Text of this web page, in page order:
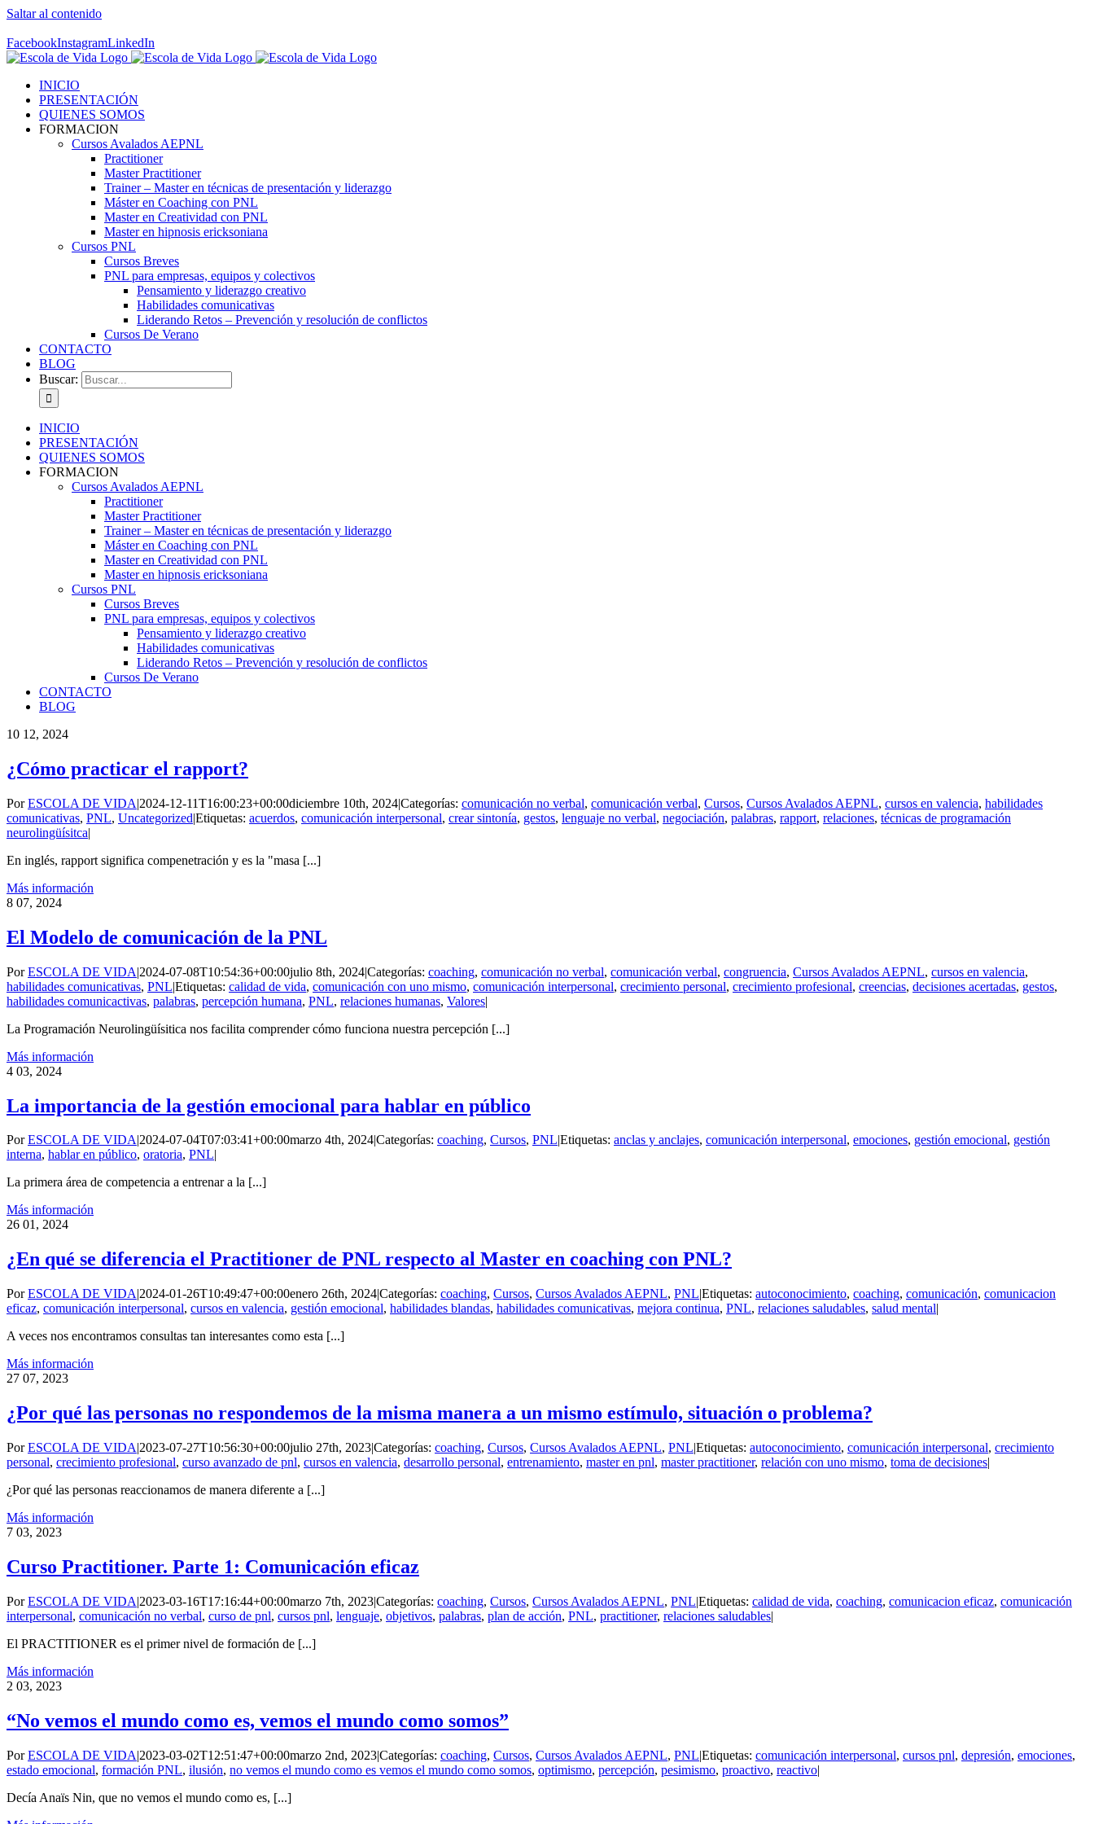
Saltar al contenido
FacebookInstagramLinkedIn
INICIO
PRESENTACIÓN
QUIENES SOMOS
FORMACION
Cursos Avalados AEPNL
Practitioner
Master Practitioner
Trainer – Master en técnicas de presentación y liderazgo
Máster en Coaching con PNL
Master en Creatividad con PNL
Master en hipnosis ericksoniana
Cursos PNL
Cursos Breves
PNL para empresas, equipos y colectivos
Pensamiento y liderazgo creativo
Habilidades comunicativas
Liderando Retos – Prevención y resolución de conflictos
Cursos De Verano
CONTACTO
BLOG
Buscar:
INICIO
PRESENTACIÓN
QUIENES SOMOS
FORMACION
Cursos Avalados AEPNL
Practitioner
Master Practitioner
Trainer – Master en técnicas de presentación y liderazgo
Máster en Coaching con PNL
Master en Creatividad con PNL
Master en hipnosis ericksoniana
Cursos PNL
Cursos Breves
PNL para empresas, equipos y colectivos
Pensamiento y liderazgo creativo
Habilidades comunicativas
Liderando Retos – Prevención y resolución de conflictos
Cursos De Verano
CONTACTO
BLOG
10 12, 2024
¿Cómo practicar el rapport?
PorESCOLA DE VIDA|2024-12-11T16:00:23+00:00diciembre 10th, 2024|Categorías: comunicación no verbal, comunicación verbal, Cursos, Cursos Avalados AEPNL, cursos en valencia, habilidades
comunicativas, PNL, Uncategorized|Etiquetas: acuerdos, comunicación interpersonal, crear sintonía, gestos, lenguaje no verbal, negociación, palabras, rapport, relaciones, técnicas de programación
neurolingüísitca|
En inglés, rapport significa compenetración y es la "masa [...]
Más información
8 07, 2024
El Modelo de comunicación de la PNL
PorESCOLA DE VIDA|2024-07-08T10:54:36+00:00julio 8th, 2024|Categorías: coaching, comunicación no verbal, comunicación verbal, congruencia, Cursos Avalados AEPNL, cursos en valencia,
habilidades comunicativas, PNL|Etiquetas: calidad de vida, comunicación con uno mismo, comunicación interpersonal, crecimiento personal, crecimiento profesional, creencias, decisiones acertadas, gestos,
habilidades comunicactivas, palabras, percepción humana, PNL, relaciones humanas, Valores|
La Programación Neurolingüísitica nos facilita comprender cómo funciona nuestra percepción [...]
Más información
4 03, 2024
La importancia de la gestión emocional para hablar en público
PorESCOLA DE VIDA|2024-07-04T07:03:41+00:00marzo 4th, 2024|Categorías: coaching, Cursos, PNL|Etiquetas: anclas y anclajes, comunicación interpersonal, emociones, gestión emocional, gestión
interna, hablar en público, oratoria, PNL|
La primera área de competencia a entrenar a la [...]
Más información
26 01, 2024
¿En qué se diferencia el Practitioner de PNL respecto al Master en coaching con PNL?
PorESCOLA DE VIDA|2024-01-26T10:49:47+00:00enero 26th, 2024|Categorías: coaching, Cursos, Cursos Avalados AEPNL, PNL|Etiquetas: autoconocimiento, coaching, comunicación, comunicacion
eficaz, comunicación interpersonal, cursos en valencia, gestión emocional, habilidades blandas, habilidades comunicativas, mejora continua, PNL, relaciones saludables, salud mental|
A veces nos encontramos consultas tan interesantes como esta [...]
Más información
27 07, 2023
¿Por qué las personas no respondemos de la misma manera a un mismo estímulo, situación o problema?
PorESCOLA DE VIDA|2023-07-27T10:56:30+00:00julio 27th, 2023|Categorías: coaching, Cursos, Cursos Avalados AEPNL, PNL|Etiquetas: autoconocimiento, comunicación interpersonal, crecimiento
personal, crecimiento profesional, curso avanzado de pnl, cursos en valencia, desarrollo personal, entrenamiento, master en pnl, master practitioner, relación con uno mismo, toma de decisiones|
¿Por qué las personas reaccionamos de manera diferente a [...]
Más información
7 03, 2023
Curso Practitioner. Parte 1: Comunicación eficaz
PorESCOLA DE VIDA|2023-03-16T17:16:44+00:00marzo 7th, 2023|Categorías: coaching, Cursos, Cursos Avalados AEPNL, PNL|Etiquetas: calidad de vida, coaching, comunicacion eficaz, comunicación
interpersonal, comunicación no verbal, curso de pnl, cursos pnl, lenguaje, objetivos, palabras, plan de acción, PNL, practitioner, relaciones saludables|
El PRACTITIONER es el primer nivel de formación de [...]
Más información
2 03, 2023
“No vemos el mundo como es, vemos el mundo como somos”
PorESCOLA DE VIDA|2023-03-02T12:51:47+00:00marzo 2nd, 2023|Categorías: coaching, Cursos, Cursos Avalados AEPNL, PNL|Etiquetas: comunicación interpersonal, cursos pnl, depresión, emociones,
estado emocional, formación PNL, ilusión, no vemos el mundo como es vemos el mundo como somos, optimismo, percepción, pesimismo, proactivo, reactivo|
Decía Anaïs Nin, que no vemos el mundo como es, [...]